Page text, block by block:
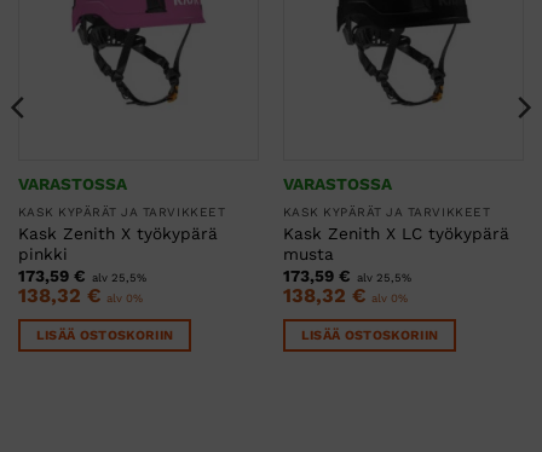
VARASTOSSA
KASK KYPÄRÄT JA TARVIKKEET
Kask Zenith X työkypärä
pinkki
173,59 € alv 25,5%
138,32 € alv 0%
LISÄÄ OSTOSKORIIN
VARASTOSSA
KASK KYPÄRÄT JA TARVIKKEET
Kask Zenith X LC työkypärä
musta
173,59 € alv 25,5%
138,32 € alv 0%
LISÄÄ OSTOSKORIIN